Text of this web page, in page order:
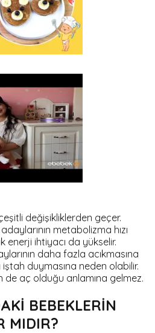
değişikliklerden geçer.
metabolizma hızı
enerji ihtiyacı da yükselir.
daha fazla acıkmasına
duymasına neden olabilir.
aç olduğu anlamına gelmez.
BEBEKLERİN
MIDIR?